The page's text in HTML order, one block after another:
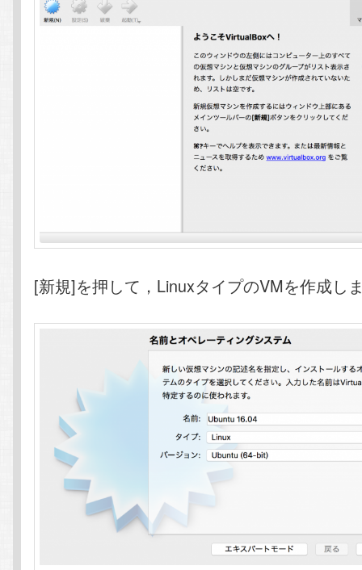
[新規]を押して，LinuxタイプのVMを作成し